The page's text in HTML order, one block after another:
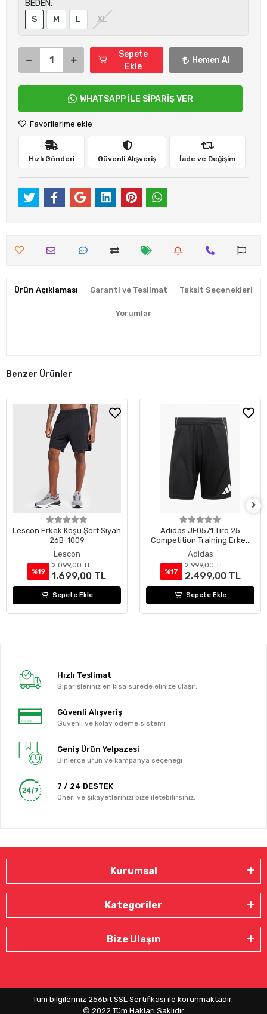
BEDEN:
S
M L XL
Sepete
Ekle
Hemen Al
WHATSAPP İLE SİPARİŞ VER
Favorilerime ekle
Hızlı Gönderi Güvenli Alışveriş İade ve Değişim
Ürün Açıklaması Garanti ve Teslimat Taksit Seçenekleri
Yorumlar
Benzer Ürünler
Lescon Erkek Koşu Şort Siyah
26B-1009
Lescon
%19
2.099,00 TL
1.699,00 TL
Sepete Ekle
Adidas JF0571 Tiro 25
Competition Training Erkek
Şort JF0571
Adidas
%17
2.999,00 TL
2.499,00 TL
Sepete Ekle
Hızlı Teslimat
Siparişleriniz en kısa sürede elinize ulaşır.
Güvenli Alışveriş
Güvenli ve kolay ödeme sistemi
Geniş Ürün Yelpazesi
Binlerce ürün ve kampanya seçeneği
7 / 24 DESTEK
Öneri ve şikayetlerinizi bize iletebilirsiniz.
Kurumsal
Kategoriler
Bize Ulaşın
Tüm bilgileriniz 256bit SSL Sertifikası ile korunmaktadır.
© 2022 Tüm Hakları Saklıdır